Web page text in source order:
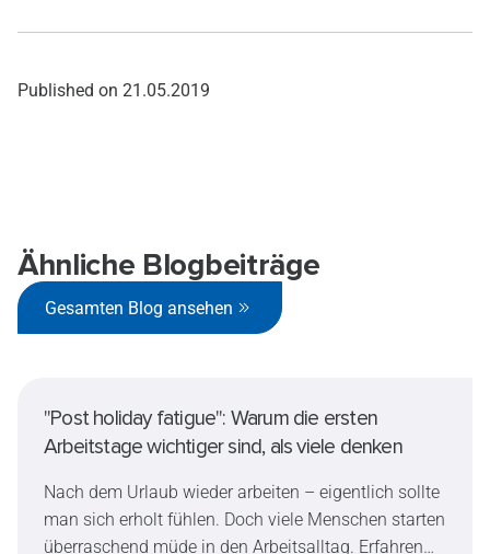
Published on 21.05.2019
Ähnliche Blogbeiträge
Gesamten Blog ansehen
"Post holiday fatigue": Warum die ersten
Arbeitstage wichtiger sind, als viele denken
Nach dem Urlaub wieder arbeiten – eigentlich sollte
man sich erholt fühlen. Doch viele Menschen starten
überraschend müde in den Arbeitsalltag. Erfahren